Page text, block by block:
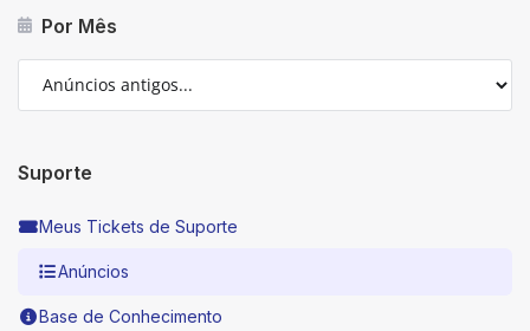
Por Mês
Suporte
Meus Tickets de Suporte
Anúncios
Base de Conhecimento